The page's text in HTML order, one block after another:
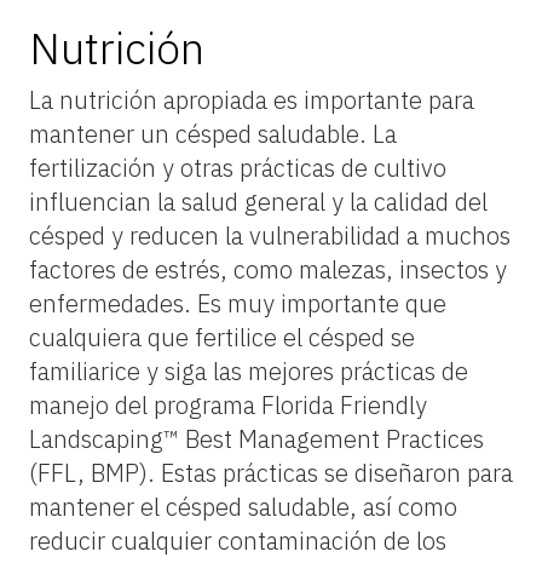
Nutrición
La nutrición apropiada es importante para
mantener un césped saludable. La
fertilización y otras prácticas de cultivo
influencian la salud general y la calidad del
césped y reducen la vulnerabilidad a muchos
factores de estrés, como malezas, insectos y
enfermedades. Es muy importante que
cualquiera que fertilice el césped se
familiarice y siga las mejores prácticas de
manejo del programa Florida Friendly
Landscaping™ Best Management Practices
(FFL, BMP). Estas prácticas se diseñaron para
mantener el césped saludable, así como
reducir cualquier contaminación de los